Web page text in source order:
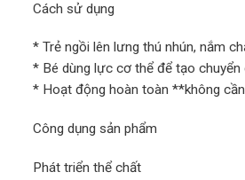
Cách sử dụng
* Trẻ ngồi lên lưng thú nhún, nắm
* Bé dùng lực cơ thể để tạo
* Hoạt động hoàn toàn **không
Công dụng sản phẩm
Phát triển thể chất